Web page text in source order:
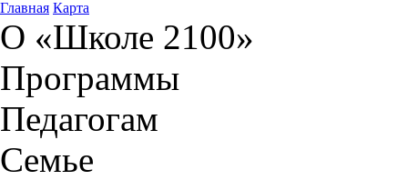
Главная Карта
О «Школе 2100»
Программы
Педагогам
Семье